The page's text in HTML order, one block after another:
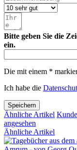
Bitte geben Sie die
ein.
Die mit einem *
Ich habe die
Speichern
Ähnliche Artikel
angesehen
Ähnliche Artikel